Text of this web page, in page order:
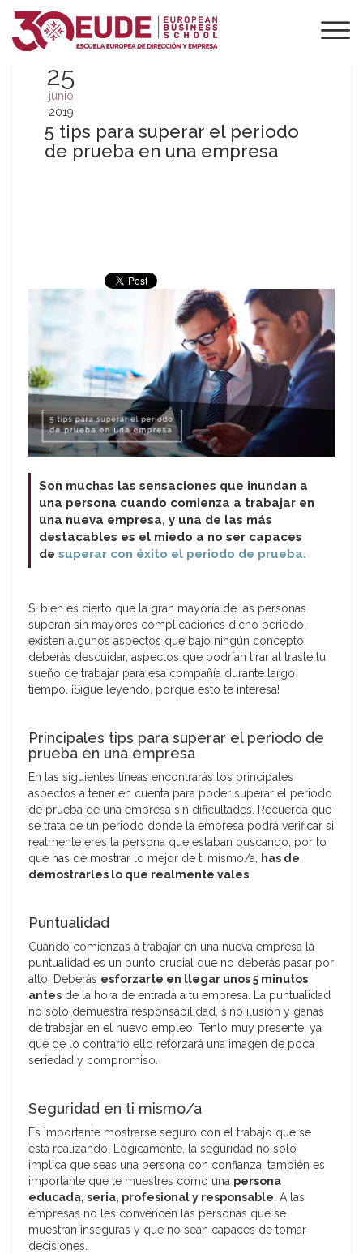
25
junio
2019
5 tips para superar el periodo
de prueba en una empresa
Son muchas las sensaciones que inundan a
una persona cuando comienza a trabajar en
una nueva empresa, y una de las más
destacables es el miedo a no ser capaces
de superar con éxito el periodo de prueba.
Si bien es cierto que la gran mayoría de las personas
superan sin mayores complicaciones dicho periodo,
existen algunos aspectos que bajo ningún concepto
deberás descuidar, aspectos que podrían tirar al traste tu
sueño de trabajar para esa compañía durante largo
tiempo. ¡Sigue leyendo, porque esto te interesa!
Principales tips para superar el periodo de
prueba en una empresa
En las siguientes líneas encontrarás los principales
aspectos a tener en cuenta para poder superar el periodo
de prueba de una empresa sin dificultades. Recuerda que
se trata de un periodo donde la empresa podrá verificar si
realmente eres la persona que estaban buscando, por lo
que has de mostrar lo mejor de ti mismo/a, has de
demostrarles lo que realmente vales.
Puntualidad
Cuando comienzas a trabajar en una nueva empresa la
puntualidad es un punto crucial que no deberás pasar por
alto. Deberás esforzarte en llegar unos 5 minutos
antes de la hora de entrada a tu empresa. La puntualidad
no solo demuestra responsabilidad, sino ilusión y ganas
de trabajar en el nuevo empleo. Tenlo muy presente, ya
que de lo contrario ello reforzará una imagen de poca
seriedad y compromiso.
Seguridad en ti mismo/a
Es importante mostrarse seguro con el trabajo que se
está realizando. Lógicamente, la seguridad no solo
implica que seas una persona con confianza, también es
importante que te muestres como una persona
educada, seria, profesional y responsable. A las
empresas no les convencen las personas que se
muestran inseguras y que no sean capaces de tomar
decisiones.